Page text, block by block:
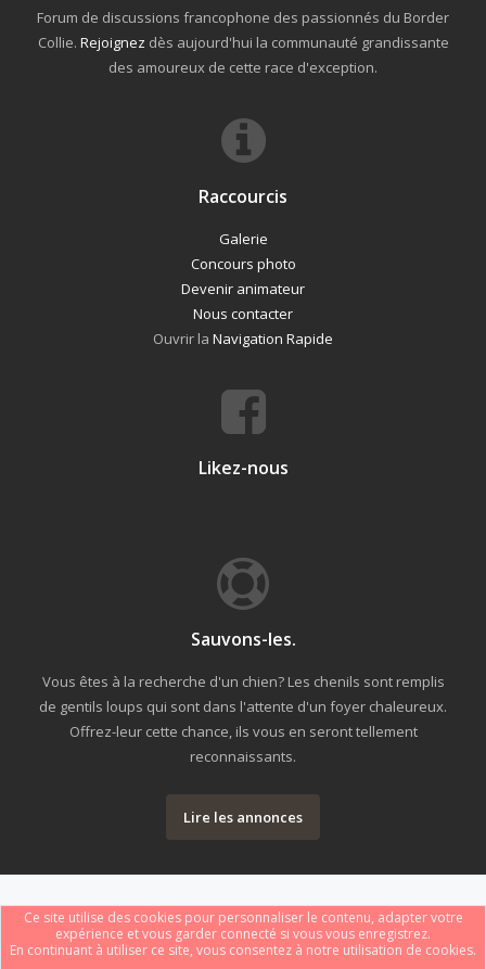
Forum de discussions francophone des passionnés du Border
Collie. Rejoignez dès aujourd'hui la communauté grandissante
des amoureux de cette race d'exception.
Raccourcis
Galerie
Concours photo
Devenir animateur
Nous contacter
Ouvrir la Navigation Rapide
Likez-nous
Sauvons-les.
Vous êtes à la recherche d'un chien? Les chenils sont remplis
de gentils loups qui sont dans l'attente d'un foyer chaleureux.
Offrez-leur cette chance, ils vous en seront tellement
reconnaissants.
Lire les annonces
Ce site utilise des cookies pour personnaliser le contenu, adapter votre
expérience et vous garder connecté si vous vous enregistrez.
En continuant à utiliser ce site, vous consentez à notre utilisation de cookies.